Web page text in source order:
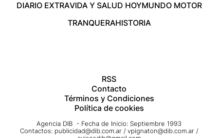
DIARIO EXTRAVIDA Y SALUD HOYMUNDO MOTOR
TRANQUERAHISTORIA
RSS
Contacto
Términos y Condiciones
Política de cookies
Agencia DIB - Fecha de Inicio: Septiembre 1993
Contactos: publicidad@dib.com.ar / vpignaton@dib.com.ar /